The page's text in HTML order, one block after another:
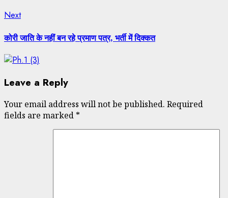
NextNext
कोरी जाति के नहीं बन रहे प्रमाण पत्र, भर्ती में दिक्कत
Leave a Reply
Your email address will not be published. Required
fields are marked *